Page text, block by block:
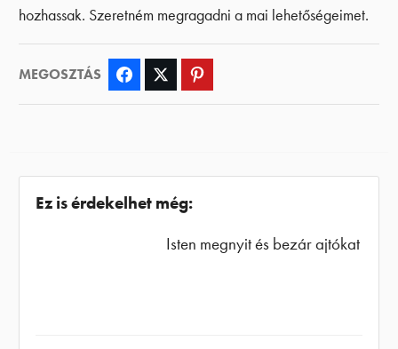
hozhassak. Szeretném megragadni a mai lehetőségeimet.
MEGOSZTÁS Facebook Twitter
Ez is érdekelhet még:
Isten megnyit és bezár ajtókat